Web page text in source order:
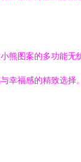
熊图案的多功能
幸福感的精致选择